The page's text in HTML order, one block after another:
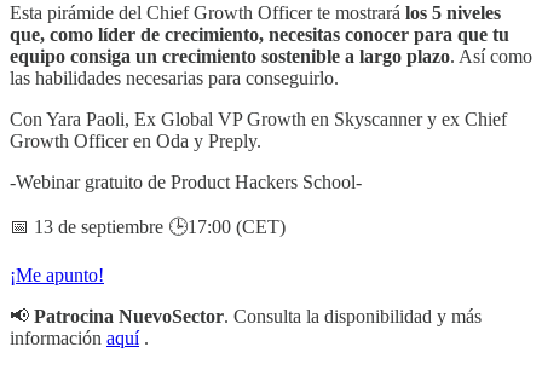
Esta pirámide del Chief Growth Officer te mostrará los 5 niveles
que, como líder de crecimiento, necesitas conocer para que tu
equipo consiga un crecimiento sostenible a largo plazo. Así como
las habilidades necesarias para conseguirlo.
Con Yara Paoli, Ex Global VP Growth en Skyscanner y ex Chief
Growth Officer en Oda y Preply.
-Webinar gratuito de Product Hackers School-
📅 13 de septiembre 🕒17:00 (CET)
¡Me apunto!
📢 Patrocina NuevoSector. Consulta la disponibilidad y más
información aquí.